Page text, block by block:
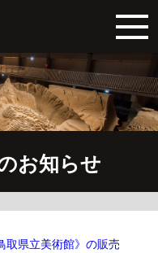
お知らせ
取県立美術館》の販売